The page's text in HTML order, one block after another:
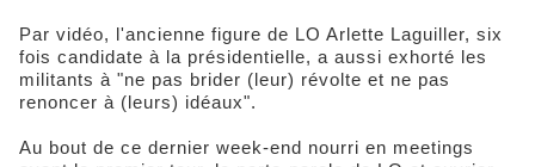
Par vidéo, l'ancienne figure de LO Arlette Laguiller, six
fois candidate à la présidentielle, a aussi exhorté les
militants à "ne pas brider (leur) révolte et ne pas
renoncer à (leurs) idéaux".
Au bout de ce dernier week-end nourri en meetings